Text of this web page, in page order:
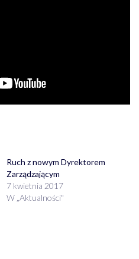
Ruch z nowym Dyrektorem
Zarządzającym
7 kwietnia 2017
W „Aktualności"